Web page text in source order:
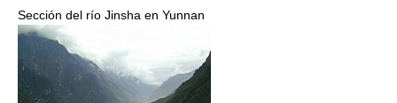
Sección del río Jinsha en Yunnan